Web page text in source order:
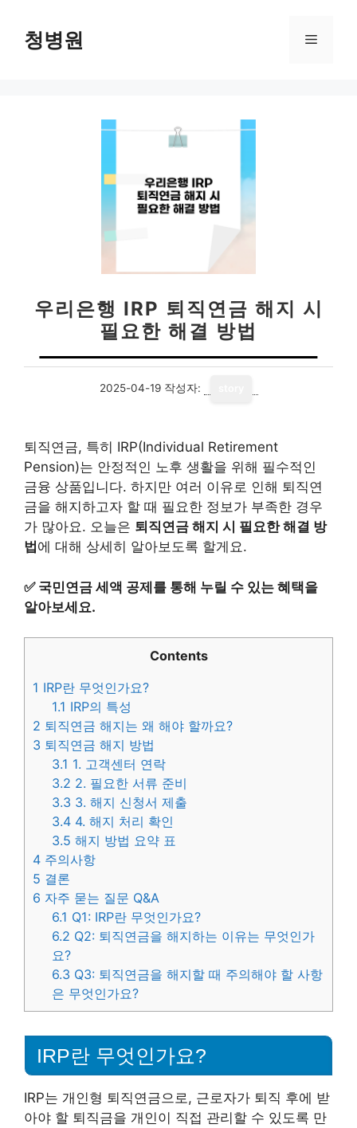
청병원 메
우리은행 IRP 퇴직연금 해지 시
필요한 해결 방법
2025-04-19 작성자:
퇴직연금, 특히 IRP(Individual Retirement
Pension)는 안정적인 노후 생활을 위해 필수적인
금융 상품입니다. 하지만 여러 이유로 인해 퇴직연
금을 해지하고자 할 때 필요한 정보가 부족한 경우
가 많아요. 오늘은 퇴직연금 해지 시 필요한 해결 방
법 에 대해 상세히 알아보도록 할게요.
✅ 국민연금 세액 공제를 통해 누릴 수 있는 혜택을
알아보세요.
Contents
1 IRP란 무엇인가요?
1.1 IRP의 특성
2 퇴직연금 해지는 왜 해야 할까요?
3 퇴직연금 해지 방법
3.1 1. 고객센터 연락
3.2 2. 필요한 서류 준비
3.3 3. 해지 신청서 제출
3.4 4. 해지 처리 확인
3.5 해지 방법 요약 표
4 주의사항
5 결론
6 자주 묻는 질문 Q&A
6.1 Q1: IRP란 무엇인가요?
6.2 Q2: 퇴직연금을 해지하는 이유는 무엇인가
요?
6.3 Q3: 퇴직연금을 해지할 때 주의해야 할 사항
은 무엇인가요?
IRP란 무엇인가요?
IRP는 개인형 퇴직연금으로, 근로자가 퇴직 후에 받
아야 할 퇴직금을 개인이 직접 관리할 수 있도록 만